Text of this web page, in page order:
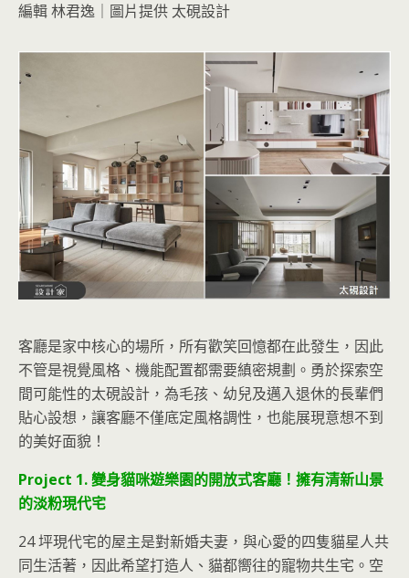
編輯 林君逸｜圖片提供 太硯設計
客廳是家中核心的場所，所有歡笑回憶都在此發生，因此
不管是視覺風格、機能配置都需要縝密規劃。勇於探索空
間可能性的太硯設計，為毛孩、幼兒及邁入退休的長輩們
貼心設想，讓客廳不僅底定風格調性，也能展現意想不到
的美好面貌！
Project 1. 變身貓咪遊樂園的開放式客廳！擁有清新山景
的淡粉現代宅
24 坪現代宅的屋主是對新婚夫妻，與心愛的四隻貓星人共
同生活著，因此希望打造人、貓都嚮往的寵物共生宅。空